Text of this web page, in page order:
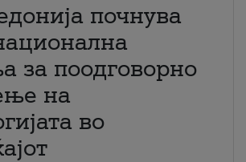
почнува
за поодговорно
на
во